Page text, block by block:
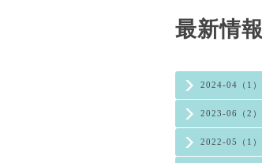
2024-04（1）
2023-06（2）
2022-05（1）
最新情報